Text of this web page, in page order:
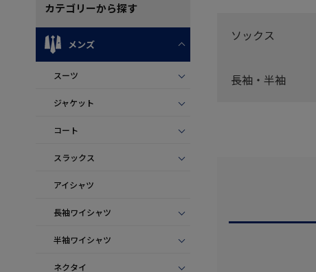
カテゴリーから探す
メンズ
スーツ
ジャケット
コート
スラックス
アイシャツ
長袖ワイシャツ
半袖ワイシャツ
ネクタイ
ソックス
長袖・半袖